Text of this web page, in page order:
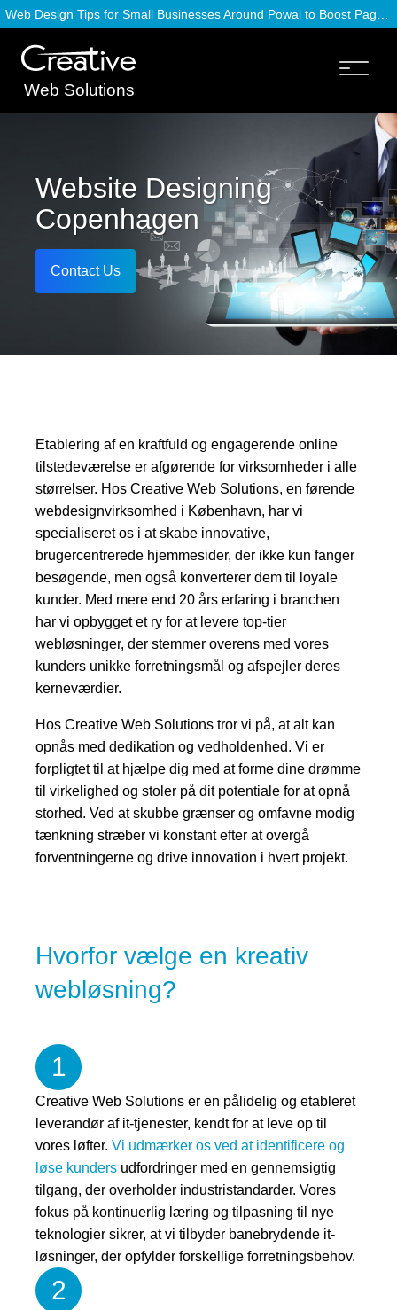
Web Solutions
Website Designing
Copenhagen
Contact Us
Etablering af en kraftfuld og engagerende online
tilstedeværelse er afgørende for virksomheder i alle
størrelser. Hos Creative Web Solutions, en førende
webdesignvirksomhed i København, har vi
specialiseret os i at skabe innovative,
brugercentrerede hjemmesider, der ikke kun fanger
besøgende, men også konverterer dem til loyale
kunder. Med mere end 20 års erfaring i branchen
har vi opbygget et ry for at levere top-tier
webløsninger, der stemmer overens med vores
kunders unikke forretningsmål og afspejler deres
kerneværdier.
Hos Creative Web Solutions tror vi på, at alt kan
opnås med dedikation og vedholdenhed. Vi er
forpligtet til at hjælpe dig med at forme dine drømme
til virkelighed og stoler på dit potentiale for at opnå
storhed. Ved at skubbe grænser og omfavne modig
tænkning stræber vi konstant efter at overgå
forventningerne og drive innovation i hvert projekt.
Hvorfor vælge en kreativ
webløsning?
1
Creative Web Solutions er en pålidelig og etableret
leverandør af it-tjenester, kendt for at leve op til
vores løfter. Vi udmærker os ved at identificere og
løse kunders udfordringer med en gennemsigtig
tilgang, der overholder industristandarder. Vores
fokus på kontinuerlig læring og tilpasning til nye
teknologier sikrer, at vi tilbyder banebrydende it-
løsninger, der opfylder forskellige forretningsbehov.
2